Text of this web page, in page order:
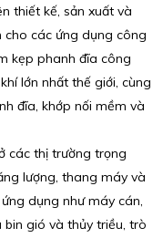
thiết kế, sản xuất và
các ứng dụng công
kẹp phanh đĩa công
lớn nhất thế giới, cùng
đĩa, khớp nối mềm và
các thị trường trọng
lượng, thang máy và
dụng như máy cán,
bin gió và thủy triều, trò